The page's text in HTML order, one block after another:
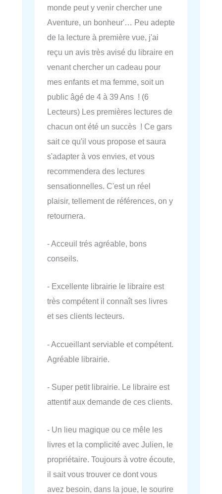
monde peut y venir chercher une
Aventure, un bonheur'… Peu adepte
de la lecture à première vue, j'ai
reçu un avis très avisé du libraire en
venant chercher un cadeau pour
mes enfants et ma femme, soit un
public âgé de 4 à 39 Ans ! (6
Lecteurs) Les premières lectures de
chacun ont été un succès ! Ce gars
sait ce qu'il vous propose et saura
s'adapter à vos envies, et vous
recommendera des lectures
sensationnelles. C'est un réel
plaisir, tellement de références, on y
retournera.
- Acceuil trés agréable, bons
conseils.
- Excellente librairie le libraire est
très compétent il connaît ses livres
et ses clients lecteurs.
- Accueillant serviable et compétent.
Agréable librairie.
- Super petit librairie. Le libraire est
attentif aux demande de ces clients.
- Un lieu magique ou ce mêle les
livres et la complicité avec Julien, le
propriétaire. Toujours à votre écoute,
il sait vous trouver ce dont vous
avez besoin, dans la joue, le sourire